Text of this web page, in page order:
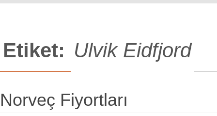
Etiket: Ulvik Eidfjord
Norveç Fiyortları